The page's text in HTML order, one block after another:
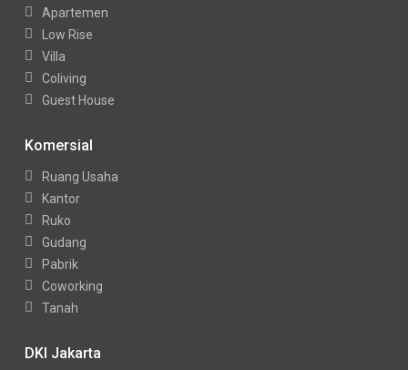
Apartemen
Low Rise
Villa
Coliving
Guest House
Komersial
Ruang Usaha
Kantor
Ruko
Gudang
Pabrik
Coworking
Tanah
DKI Jakarta